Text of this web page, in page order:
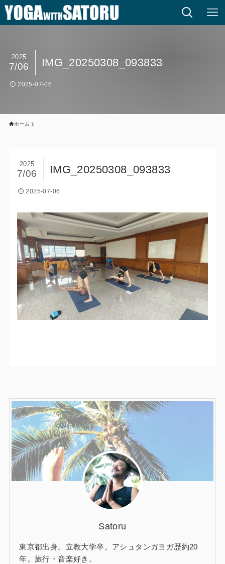
IMG_20250308_093833
2025
7/06
2025-07-06
ホーム
IMG_20250308_093833
2025
7/06
2025-07-06
Satoru
東京都出身。立教大学卒。アシュタンガヨガ歴約20
年。旅行・音楽好き。